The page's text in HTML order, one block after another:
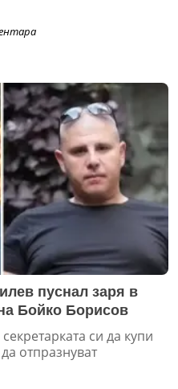
пуснал заря в
Бойко Борисов
си да купи
отпразнуват